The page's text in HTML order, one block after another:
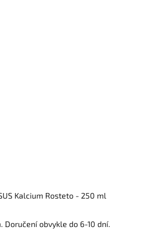
Kalcium Rosteto - 250 ml
Doručení obvykle do 6-10 dní.